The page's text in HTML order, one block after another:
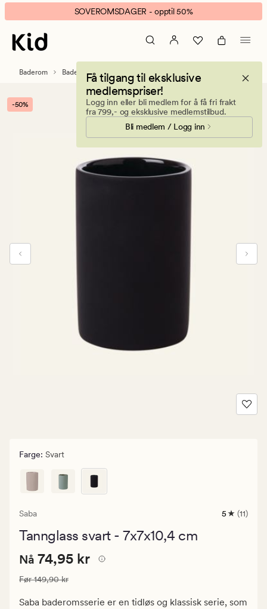
Saba
tannglass
svart
banner.
Klikk
ESCAPE
pause.
SOVEROMSDAGER - opptil 50%
Få tilgang til eksklusive
medlemspriser!
Logg inn eller bli medlem for å få fri frakt
fra 799,- og eksklusive medlemstilbud.
Bli medlem / Logg inn
Baderom Baderomstilbehør
-50%
Farge: Svart
Saba
11
5 (11)
Tannglass svart - 7x7x10,4 cm
Nåværende
74,95
kr.
Nåværende pris
Nå 74,95 kr
Vanlig pris 149,90 kr
Før149,90 kr
Saba baderomsserie er en tidløs og klassisk serie, som